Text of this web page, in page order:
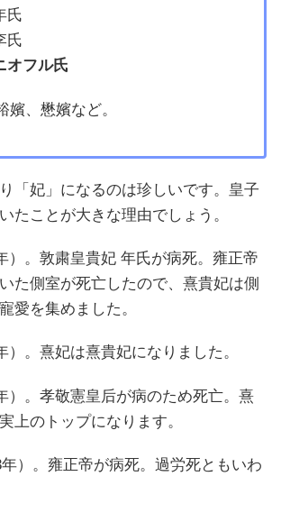
氏
氏
オフル氏
嬪、懋嬪など。
「妃」になるのは珍しいです。皇子
たことが大きな理由でしょう。
）。敦粛皇貴妃 年氏が病死。雍正帝
た側室が死亡したので、熹貴妃は側
愛を集めました。
）。熹妃は熹貴妃になりました。
）。孝敬憲皇后が病のため死亡。熹
上のトップになります。
）。雍正帝が病死。過労死ともいわ